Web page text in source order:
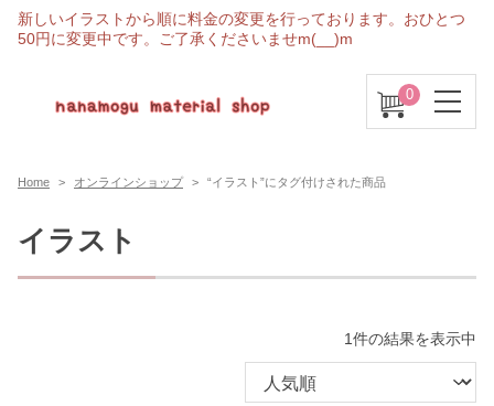
新しいイラストから順に料金の変更を行っております。おひとつ
50円に変更中です。ご了承くださいませm(__)m
0
Home オンラインショップ “イラスト”にタグ付けされた商品
イラスト
1件の結果を表示中